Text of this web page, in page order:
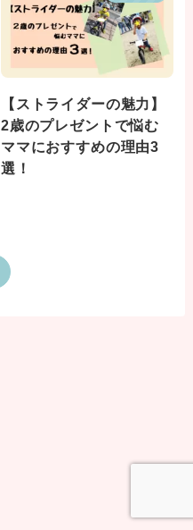
【ストライダーの魅力】
2歳のプレゼントで悩む
ママにおすすめの理由3
選！